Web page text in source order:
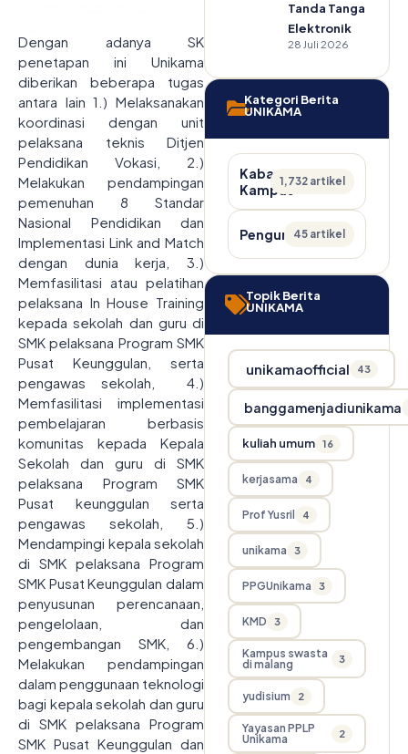
Dengan adanya SK
penetapan ini Unikama
diberikan beberapa tugas
antara lain 1.) Melaksanakan
koordinasi dengan unit
pelaksana teknis Ditjen
Pendidikan Vokasi, 2.)
Melakukan pendampingan
pemenuhan 8 Standar
Nasional Pendidikan dan
Implementasi Link and Match
dengan dunia kerja, 3.)
Memfasilitasi atau pelatihan
pelaksana In House Training
kepada sekolah dan guru di
SMK pelaksana Program SMK
Pusat Keunggulan, serta
pengawas sekolah, 4.)
Memfasilitasi implementasi
pembelajaran berbasis
komunitas kepada Kepala
Sekolah dan guru di SMK
pelaksana Program SMK
Pusat keunggulan serta
pengawas sekolah, 5.)
Mendampingi kepala sekolah
di SMK pelaksana Program
SMK Pusat Keunggulan dalam
penyusunan perencanaan,
pengelolaan, dan
pengembangan SMK, 6.)
Melakukan pendampingan
dalam penggunaan teknologi
bagi kepala sekolah dan guru
di SMK pelaksana Program
SMK Pusat Keunggulan dan
Tanda Tangan
Elektronik
28 Juli 2026
Kategori Berita
UNIKAMA
Kabar
Kampus
1,732 artikel
Pengumuman
45 artikel
Topik Berita
UNIKAMA
unikamaofficial 43
banggamenjadiunikama
kuliah umum 16
kerjasama 4
Prof Yusril 4
unikama 3
PPGUnikama 3
KMD 3
Kampus swasta
di malang
3
yudisium 2
Yayasan PPLP
Unikama
2